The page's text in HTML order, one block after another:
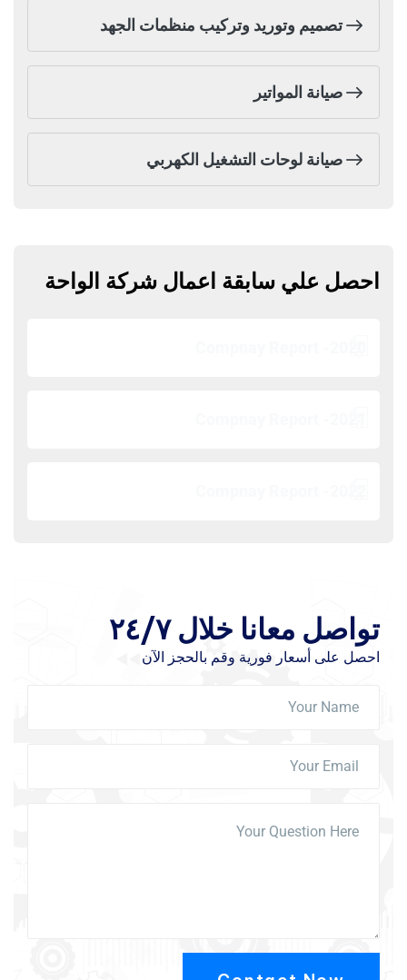
تصميم وتوريد وتركيب منظمات الجهد
صيانة المواتير
صيانة لوحات التشغيل الكهربي
احصل علي سابقة اعمال شركة الواحة
تواصل معانا خلال ٢٤/٧
احصل على أسعار فورية وقم بالحجز الآن